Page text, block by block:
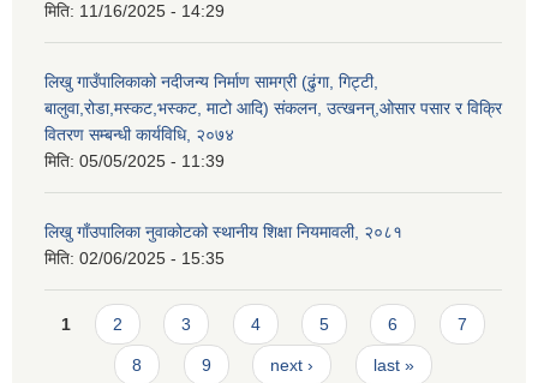
मिति: 11/16/2025 - 14:29
लिखु गाउँपालिकाको नदीजन्य निर्माण सामग्री (ढुंगा, गिट्टी,
बालुवा,रोडा,मस्कट,भस्कट, माटो आदि) संकलन, उत्खनन्,ओसार पसार र विक्रि
वितरण सम्बन्धी कार्यविधि, २०७४
मिति: 05/05/2025 - 11:39
लिखु गाँउपालिका नुवाकोटको स्थानीय शिक्षा नियमावली, २०८१
मिति: 02/06/2025 - 15:35
Pages
1 2 3 4 5 6 7
8 9 next › last »